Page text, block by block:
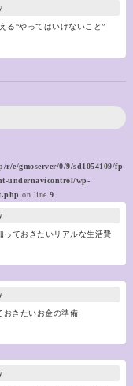
る“やってはいけないこと”
r/e/gmoserver/0/9/sd1054109/fp-
undernavicontrol/wp-
on line 9
っておきたいリアルな生活費
おきたいお金の準備